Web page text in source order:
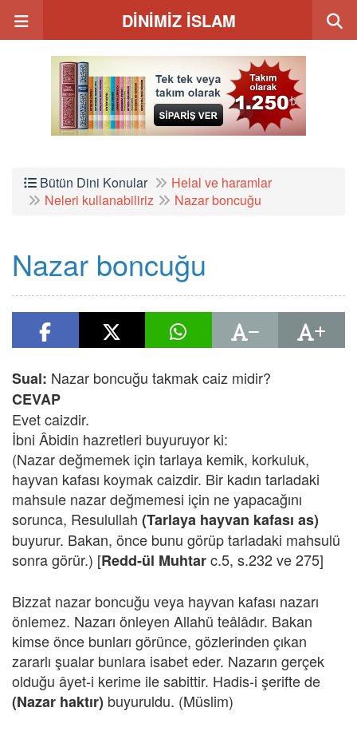
DİNİMİZ İSLAM
Bütün Dini Konular
Helal ve haramlar
Neleri kullanabiliriz
Nazar boncuğu
Nazar boncuğu
Sual: Nazar boncuğu takmak caiz midir?
CEVAP
Evet caizdir.
İbni Âbidin hazretleri buyuruyor ki:
(Nazar değmemek için tarlaya kemik, korkuluk,
hayvan kafası koymak caizdir. Bir kadın tarladaki
mahsule nazar değmemesi için ne yapacağını
sorunca, Resulullah (Tarlaya hayvan kafası as)
buyurur. Bakan, önce bunu görüp tarladaki mahsulü
sonra görür.) [Redd-ül Muhtarc.5, s.232 ve 275]
Bizzat nazar boncuğu veya hayvan kafası nazarı
önlemez. Nazarı önleyen Allahü teâlâdır. Bakan
kimse önce bunları görünce, gözlerinden çıkan
zararlı şualar bunlara isabet eder. Nazarın gerçek
olduğu âyet-i kerime ile sabittir. Hadis-i şerifte de
(Nazar haktır) buyuruldu. (Müslim)